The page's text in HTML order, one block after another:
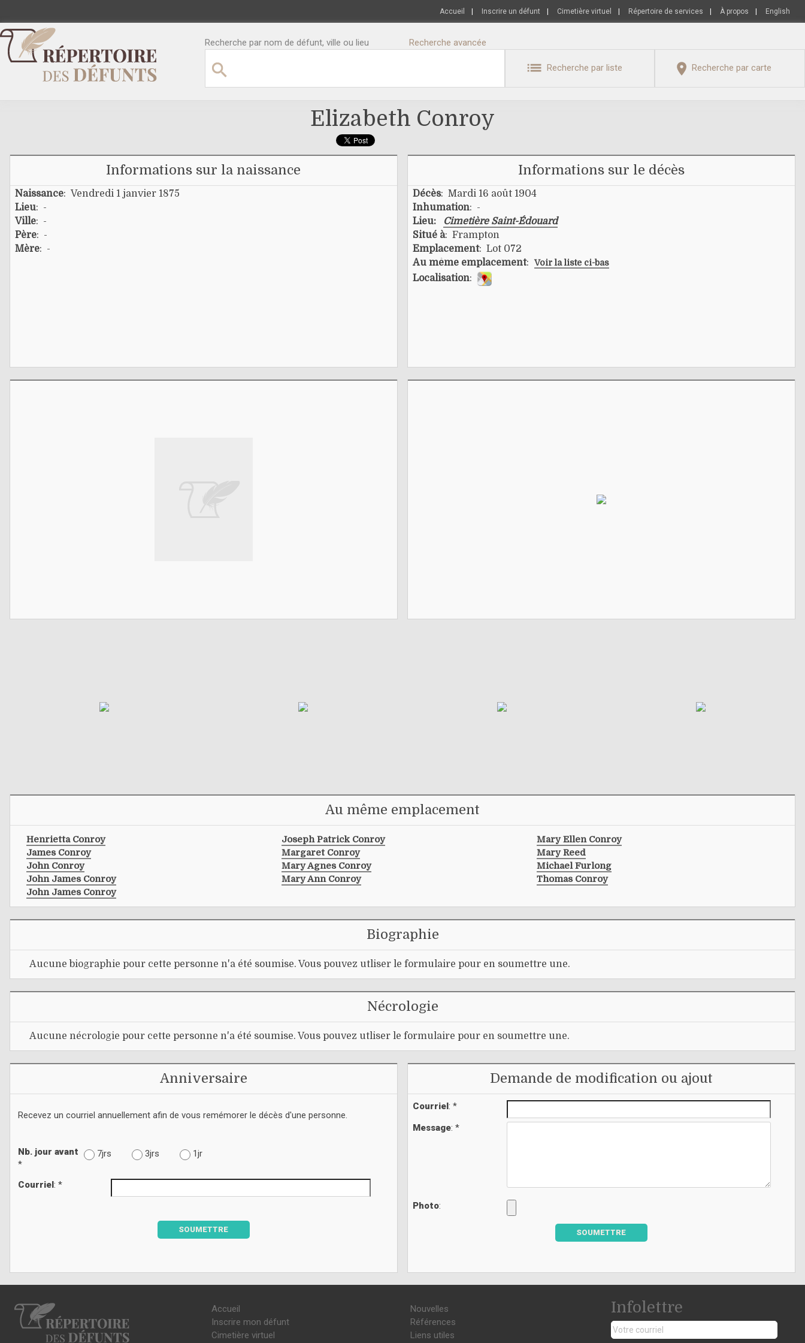
Accueil Inscrire un défunt Cimetière virtuel Répertoire de services À propos English
Recherche par nom de défunt, ville ou lieu Recherche avancée
Recherche par liste Recherche par carte
Elizabeth Conroy
Informations sur la naissance
Naissance: Vendredi 1 janvier 1875
Lieu: -
Ville: -
Père: -
Mère: -
Informations sur le décès
Décès: Mardi 16 août 1904
Inhumation: -
Lieu:
Cimetière Saint-Édouard
Situé à: Frampton
Emplacement: Lot 072
Au même emplacement: Voir la liste ci-bas
Localisation:
Au même emplacement
Henrietta Conroy
James Conroy
John Conroy
John James Conroy
John James Conroy
Joseph Patrick Conroy
Margaret Conroy
Mary Agnes Conroy
Mary Ann Conroy
Mary Ellen Conroy
Mary Reed
Michael Furlong
Thomas Conroy
Biographie
Aucune biographie pour cette personne n'a été soumise. Vous pouvez utliser le formulaire pour en soumettre une.
Nécrologie
Aucune nécrologie pour cette personne n'a été soumise. Vous pouvez utliser le formulaire pour en soumettre une.
Anniversaire
Recevez un courriel annuellement afin de vous remémorer le décès d'une personne.
Nb. jour avant
*
7jrs 3jrs 1jr
Courriel: *
SOUMETTRE
Demande de modification ou ajout
Courriel: *
Message: *
Photo:
SOUMETTRE
Accueil
Inscrire mon défunt
Cimetière virtuel
Nouvelles
Références
Liens utiles
Infolettre